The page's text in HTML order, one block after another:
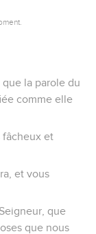
la parole du
comme elle
fâcheux et
et vous
que
que nous